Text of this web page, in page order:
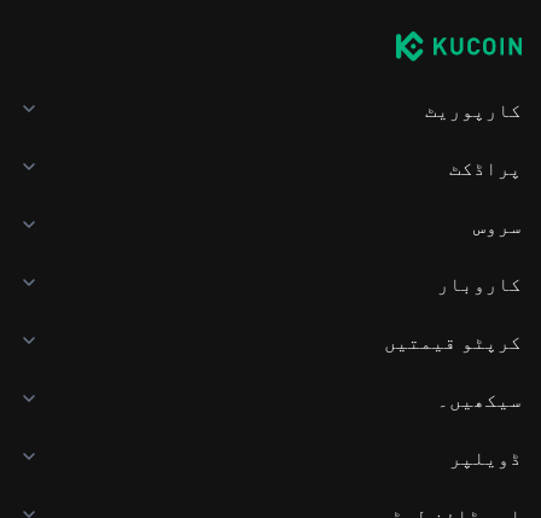
کارپوریٹ
پراڈکٹ
سروس
کاروبار
کرپٹو قیمتیں
سیکھیں۔
ڈویلپر